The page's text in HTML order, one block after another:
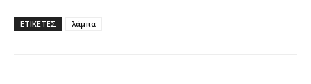
ΕΤΙΚΕΤΕΣ λάμπα